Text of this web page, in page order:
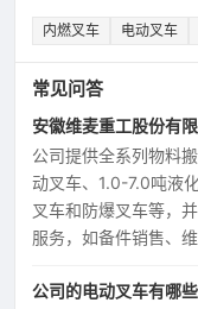
内燃叉车 电动叉车
常见问答
安徽维麦重工股份有
公司提供全系列物料
动叉车、1.0-7.0吨液
叉车和防爆叉车等，
服务，如备件销售、
公司的电动叉车有哪些